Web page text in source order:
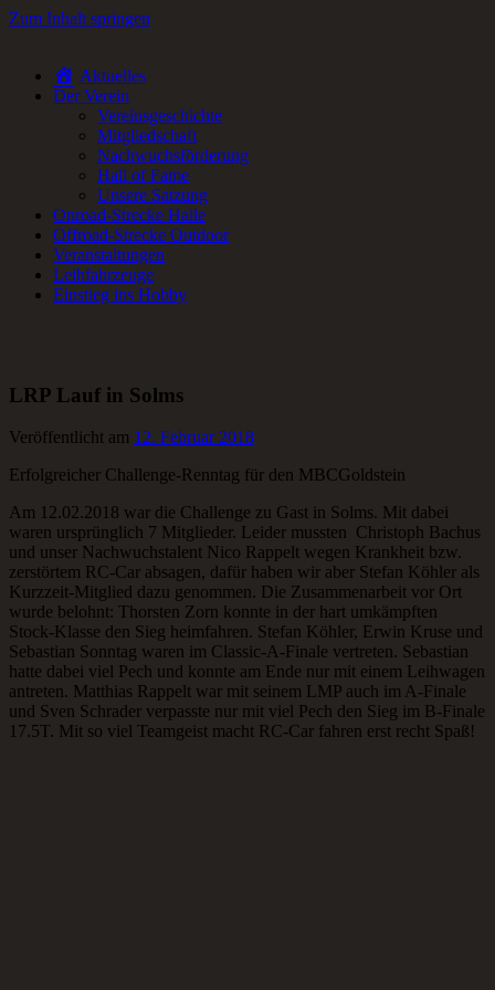
Zum Inhalt springen
RC-Car Verein in Frankfurt am Main für Offroad- und Onroad RC-
Aktuelles
Der Verein
Vereinsgeschichte
Mitgliedschaft
Nachwuchsförderung
Hall of Fame
Unsere Satzung
Onroad-Strecke Halle
Offroad-Strecke Outdoor
Veranstaltungen
Leihfahrzeuge
Einstieg ins Hobby
LRP Lauf in Solms
Veröffentlicht am 12. Februar 2018
Erfolgreicher Challenge-Renntag für den MBCGoldstein
Am 12.02.2018 war die Challenge zu Gast in Solms. Mit dabei
waren ursprünglich 7 Mitglieder. Leider mussten Christoph Bachus
und unser Nachwuchstalent Nico Rappelt wegen Krankheit bzw.
zerstörtem RC-Car absagen, dafür haben wir aber Stefan Köhler als
Kurzzeit-Mitglied dazu genommen. Die Zusammenarbeit vor Ort
wurde belohnt: Thorsten Zorn konnte in der hart umkämpften
Stock-Klasse den Sieg heimfahren. Stefan Köhler, Erwin Kruse und
Sebastian Sonntag waren im Classic-A-Finale vertreten. Sebastian
hatte dabei viel Pech und konnte am Ende nur mit einem Leihwagen
antreten. Matthias Rappelt war mit seinem LMP auch im A-Finale
und Sven Schrader verpasste nur mit viel Pech den Sieg im B-Finale
17.5T. Mit so viel Teamgeist macht RC-Car fahren erst recht Spaß!